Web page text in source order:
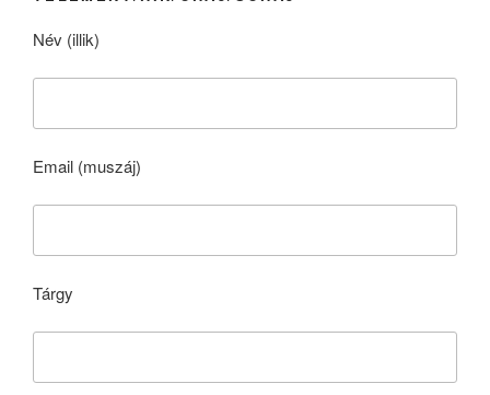
Név (illik)
Email (muszáj)
Tárgy